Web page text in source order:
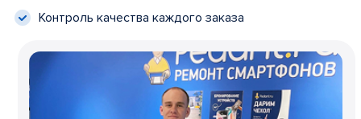
Контроль качества каждого заказа